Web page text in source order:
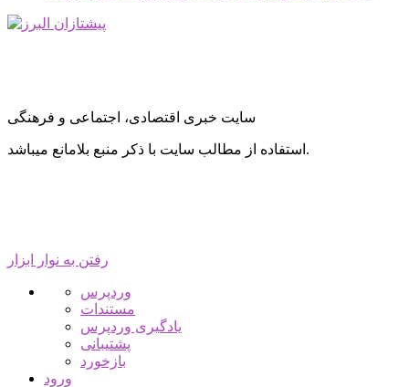
سایت خبری اقتصادی، اجتماعی و فرهنگی
استفاده از مطالب سایت با ذکر منبع بلامانع میباشد.
رفتن به نوار ابزار
درباره
وردپرس
وردپرس
مستندات
یادگیری وردپرس
پشتیبانی
بازخورد
ورود